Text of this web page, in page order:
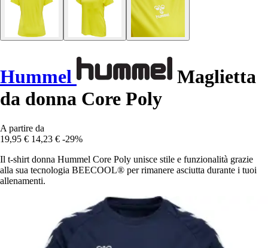
Hummel
Maglietta
da donna Core Poly
A partire da
19,95 € 14,23 € -29%
Il t-shirt donna Hummel Core Poly unisce stile e funzionalità grazie
alla sua tecnologia BEECOOL® per rimanere asciutta durante i tuoi
allenamenti.